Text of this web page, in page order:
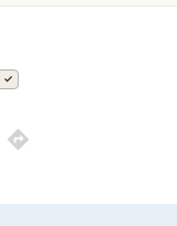
directions